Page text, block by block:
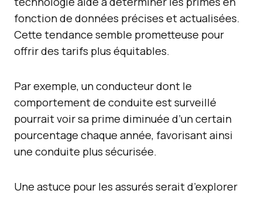
fonction de données précises et actualisées.
Cette tendance semble prometteuse pour
offrir des tarifs plus équitables.
Par exemple, un conducteur dont le
comportement de conduite est surveillé
pourrait voir sa prime diminuée d’un certain
pourcentage chaque année, favorisant ainsi
une conduite plus sécurisée.
Une astuce pour les assurés serait d’explorer